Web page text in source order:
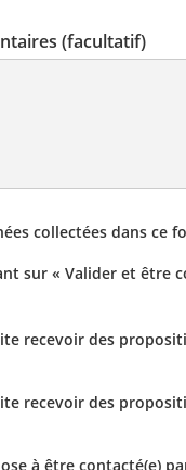
(facultatif)
collectées dans ce
sur « Valider et être
recevoir des
recevoir des
à être contacté(e)